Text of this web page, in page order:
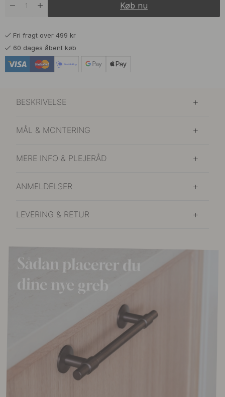
Rustfrit Stål På lager
Køb nu
Fri fragt over 499 kr
60 dages åbent køb
BESKRIVELSE
MÅL & MONTERING
MERE INFO & PLEJERÅD
ANMELDELSER
LEVERING & RETUR